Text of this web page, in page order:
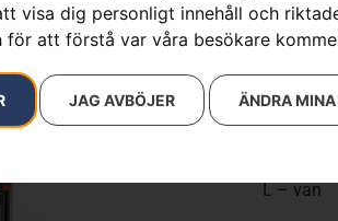
visa dig personligt innehåll och
att förstå var våra besökare
JAG AVBÖJER ÄNDRA
44
L – van